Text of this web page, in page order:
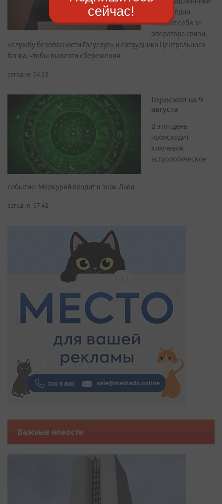
поочерёдно
выдают себя за
оператора связи,
«службу безопасности Госуслуг» и сотрудника Центрального
банка, чтобы вывезти сбережения
сегодня, 04:25
Гороскоп на 9
августа
В этот день
происходит
ключевое
астрологическое
событие: Меркурий входит в знак Льва
сегодня, 07:42
Важные новости
сейчас!